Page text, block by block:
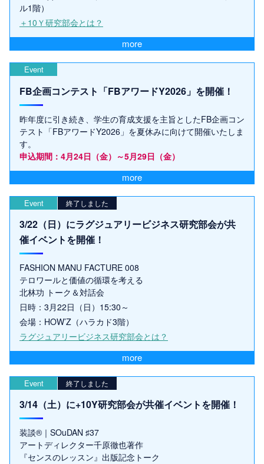
ル1階）
＋10Ｙ研究部会とは？
more
Event
FB企画コンテスト「FBアワードY2026」を開催！
昨年度に引き続き、学生の育成支援を主旨としたFB企画コン
テスト「FBアワードY2026」を夏休みに向けて開催いたしま
す。
申込期間：4月24日（金）～5月29日（金）
more
Event 終了しました
3/22（日）にラグジュアリービジネス研究部会が共
催イベントを開催！
FASHION MANU FACTURE 008
テロワールと価値の循環を考える
北林功 トーク＆対話会
日時：3月22日（日）15:30～
会場：HOW’Z（ハラカド3階）
ラグジュアリービジネス研究部会とは？
more
Event 終了しました
3/14（土）に+10Y研究部会が共催イベントを開催！
装談®｜SOuDAN ♯37
アートディレクター千原徹也著作
『センスのレッスン』出版記念トーク